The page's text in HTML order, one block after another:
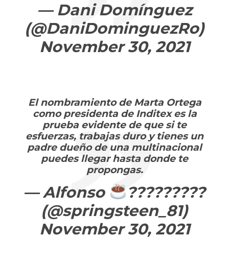
— Dani Domínguez
(@DaniDominguezRo)
November 30, 2021
El nombramiento de Marta Ortega
como presidenta de Inditex es la
prueba evidente de que si te
esfuerzas, trabajas duro y tienes un
padre dueño de una multinacional
puedes llegar hasta donde te
propongas.
— Alfonso ????????‍?
(@springsteen_81)
November 30, 2021